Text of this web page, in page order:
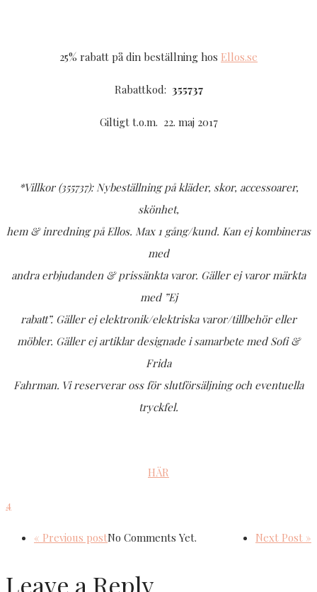
25% rabatt på din beställning hos Ellos.se
Rabattkod: 355737
Giltigt t.o.m. 22. maj 2017
*Villkor (355737): Nybeställning på kläder, skor, accessoarer,
skönhet,
hem & inredning på Ellos. Max 1 gång/kund. Kan ej kombineras
med
andra erbjudanden & prissänkta varor. Gäller ej varor märkta
med ”Ej
rabatt”. Gäller ej elektronik/elektriska varor/tillbehör eller
möbler. Gäller ej artiklar designade i samarbete med Sofi &
Frida
Fahrman. Vi reserverar oss för slutförsäljning och eventuella
tryckfel.
HÄR
4
« Previous post Next Post »
No Comments Yet.
Leave a Reply